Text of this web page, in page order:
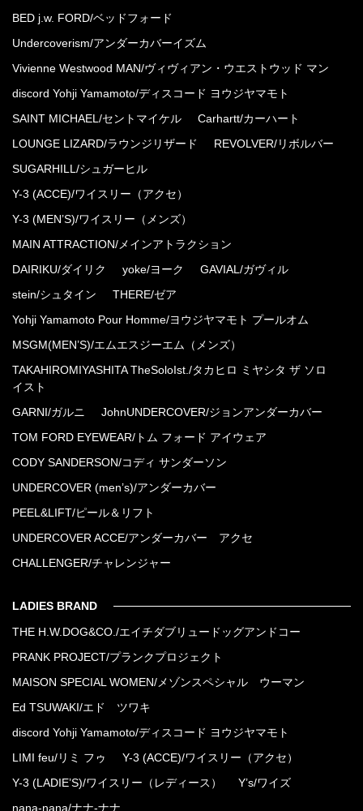
BED j.w. FORD/ベッドフォード
Undercoverism/アンダーカバーイズム
Vivienne Westwood MAN/ヴィヴィアン・ウエストウッド マン
discord Yohji Yamamoto/ディスコード ヨウジヤマモト
SAINT MICHAEL/セントマイケル Carhartt/カーハート
LOUNGE LIZARD/ラウンジリザード REVOLVER/リボルバー
SUGARHILL/シュガーヒル
Y-3 (ACCE)/ワイスリー（アクセ）
Y-3 (MEN’S)/ワイスリー（メンズ）
MAIN ATTRACTION/メインアトラクション
DAIRIKU/ダイリク yoke/ヨーク GAVIAL/ガヴィル
stein/シュタイン THERE/ゼア
Yohji Yamamoto Pour Homme/ヨウジヤマモト プールオム
MSGM(MEN’S)/エムエスジーエム（メンズ）
TAKAHIROMIYASHITA TheSoloIst./タカヒロ ミヤシタ ザ ソロ
イスト
GARNI/ガルニ JohnUNDERCOVER/ジョンアンダーカバー
TOM FORD EYEWEAR/トム フォード アイウェア
CODY SANDERSON/コディ サンダーソン
UNDERCOVER (men’s)/アンダーカバー
PEEL&LIFT/ピール＆リフト
UNDERCOVER ACCE/アンダーカバー アクセ
CHALLENGER/チャレンジャー
LADIES BRAND
THE H.W.DOG&CO./エイチダブリュードッグアンドコー
PRANK PROJECT/プランクプロジェクト
MAISON SPECIAL WOMEN/メゾンスペシャル ウーマン
Ed TSUWAKI/エド ツワキ
discord Yohji Yamamoto/ディスコード ヨウジヤマモト
LIMI feu/リミ フゥ Y-3 (ACCE)/ワイスリー（アクセ）
Y-3 (LADIE’S)/ワイスリー（レディース） Y’s/ワイズ
nana-nana/ナナ-ナナ